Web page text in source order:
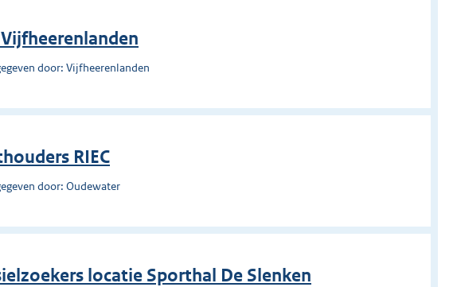
door: Vijfheerenlanden
RIEC
door: Oudewater
locatie Sporthal De Slenken